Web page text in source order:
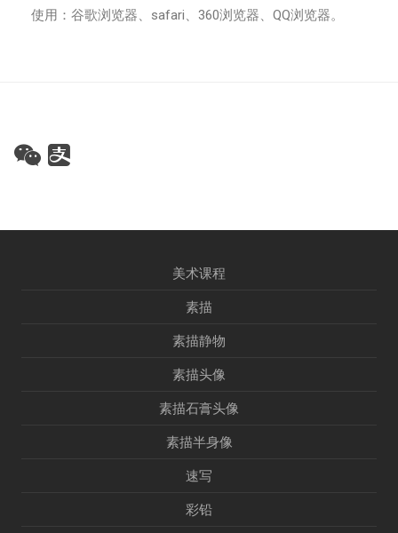
使用：谷歌浏览器、safari、360浏览器、QQ浏览器。
美术课程
素描
素描静物
素描头像
素描石膏头像
素描半身像
速写
彩铅